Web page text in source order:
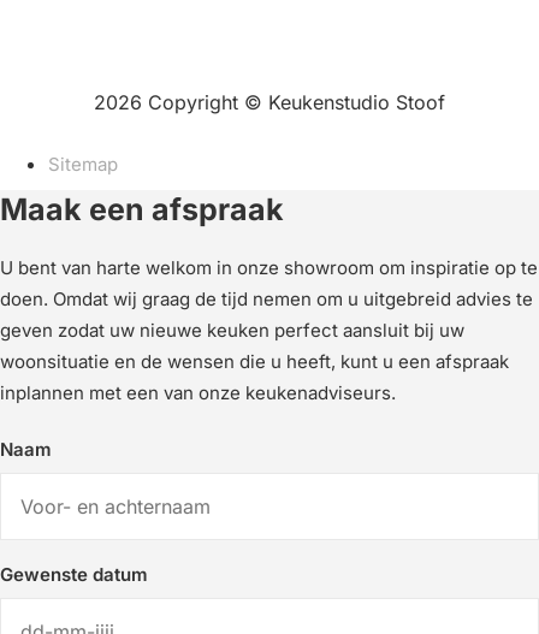
2026 Copyright © Keukenstudio Stoof
Sitemap
Maak een afspraak
U bent van harte welkom in onze showroom om inspiratie op te
doen. Omdat wij graag de tijd nemen om u uitgebreid advies te
geven zodat uw nieuwe keuken perfect aansluit bij uw
woonsituatie en de wensen die u heeft, kunt u een afspraak
inplannen met een van onze keukenadviseurs.
Naam
Gewenste datum